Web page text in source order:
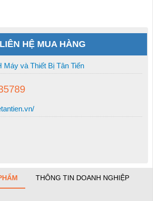
LIÊN HỆ MUA HÀNG
và Thiết Bị Tân Tiến
THÔNG TIN DOANH NGHIỆP